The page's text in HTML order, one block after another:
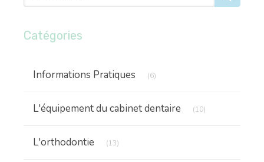
Catégories
Informations Pratiques (6)
L'équipement du cabinet dentaire (10)
L'orthodontie (13)